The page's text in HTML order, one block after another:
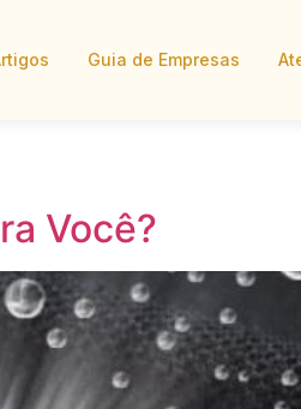
Guia de Empresas
Você?